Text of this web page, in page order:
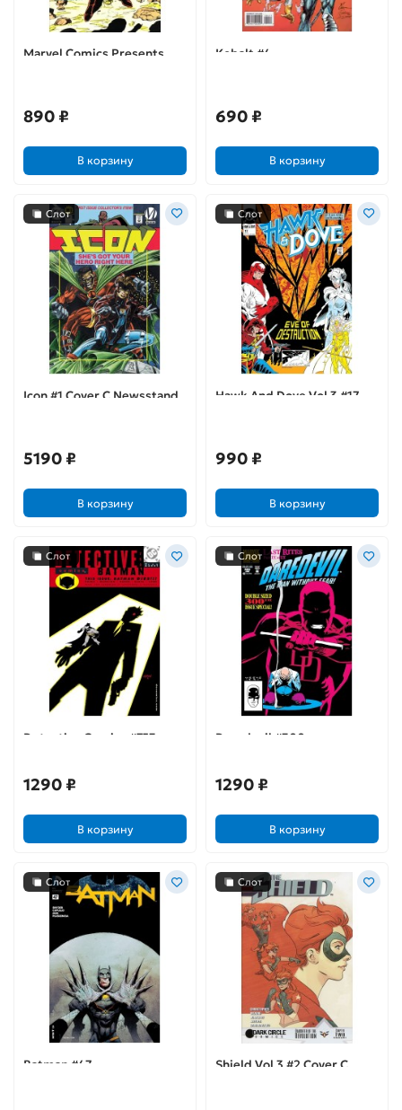
Marvel Comics Presents
890 ₽
В корзину
Kobalt #4
690 ₽
В корзину
Слот
Icon #1 Cover C Newsstand
5190 ₽
В корзину
Слот
Hawk And Dove Vol 3 #17
990 ₽
В корзину
Слот
Detective Comics #753
1290 ₽
В корзину
Слот
Daredevil #300
1290 ₽
В корзину
Слот
Batman #47
Слот
Shield Vol 3 #2 Cover C